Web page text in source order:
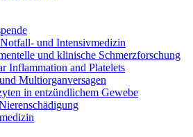
und Intensivmedizin
und klinische Schmerzforschung
Inflammation and Platelets
Multiorganversagen
in entzündlichem Gewebe